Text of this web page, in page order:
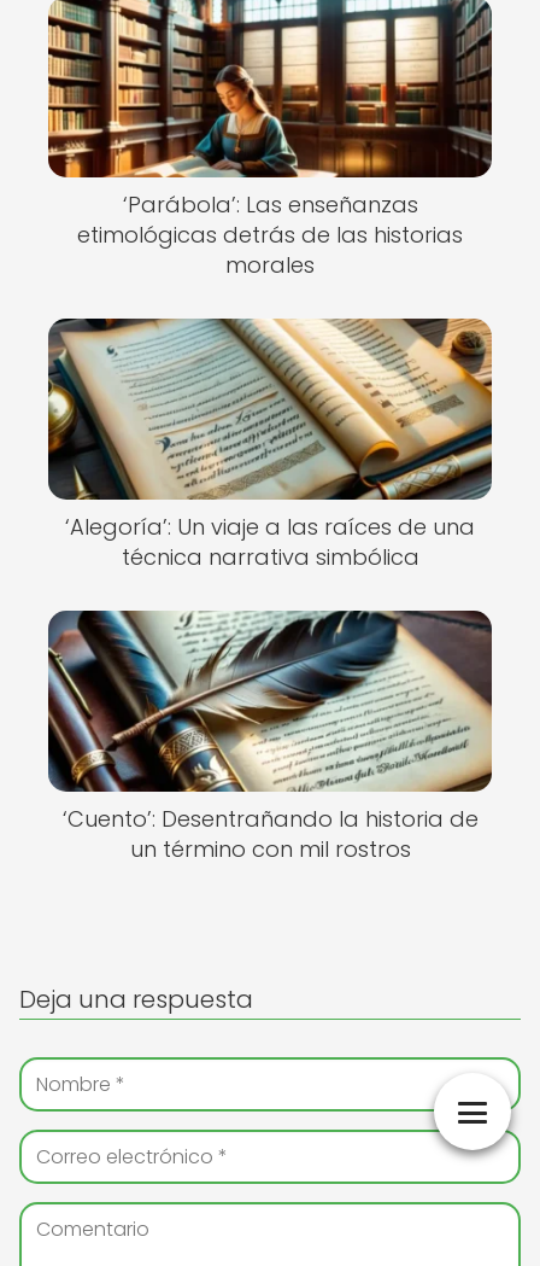
‘Parábola’: Las enseñanzas
etimológicas detrás de las historias
morales
‘Alegoría’: Un viaje a las raíces de una
técnica narrativa simbólica
‘Cuento’: Desentrañando la historia de
un término con mil rostros
Deja una respuesta